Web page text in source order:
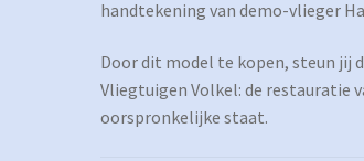
handtekening van demo-vlieger
Door dit model te kopen, steun jij
Vliegtuigen Volkel: de restauratie
oorspronkelijke staat.